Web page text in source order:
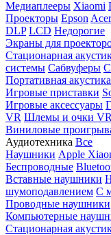
Медиаплееры Xiaomi
Проекторы Epson Acer
DLP LCD Недорогие
Экраны для
Стационарная
системы Сабвуферы
Портативная акустика
Игровые приставки
Игровые аксессуары
VR Шлемы и очки VR
Виниловые
Аудиотехника Все
Наушники Apple
Беспроводные
Вставные наушники
шумоподавлением С
Проводные наушники
Компьютерные
Стационарная